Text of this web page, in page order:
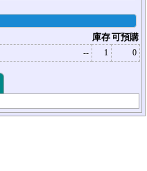
庫存可預購
-- 1 0